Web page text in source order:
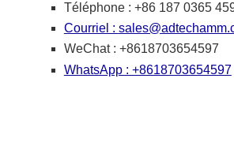
Téléphone : +86 187 0365
Courriel :
WeChat : +8618703654597
WhatsApp : +8618703654597